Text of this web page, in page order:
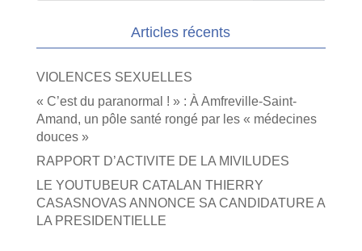
Articles récents
VIOLENCES SEXUELLES
« C’est du paranormal ! » : À Amfreville-Saint-
Amand, un pôle santé rongé par les « médecines
douces »
RAPPORT D’ACTIVITE DE LA MIVILUDES
LE YOUTUBEUR CATALAN THIERRY
CASASNOVAS ANNONCE SA CANDIDATURE A
LA PRESIDENTIELLE